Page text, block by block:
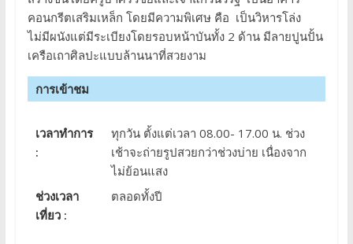
คอนกรีตเสริมเหล็ก โดยมีความพิเศษ คือ เป็นวิหารโล่ง
ไม่มีผนังแต่มีระเบียงโดยรอบหน้าบันทั้ง 2 ด้าน มีลายปูนปั้น
เครือเถาศิลปะแบบล้านนาที่สวยงาม
การเข้าชม
เวลาทำการ
:
ทุกวัน ตั้งแต่เวลา 08.00- 17.00 น. ช่วง
เช้าจะถ่ายรูปสวยกว่าช่วงบ่าย เนื่องจาก
ไม่ย้อนแสง
ช่วงเวลา
เที่ยว :
ตลอดทั้งปี